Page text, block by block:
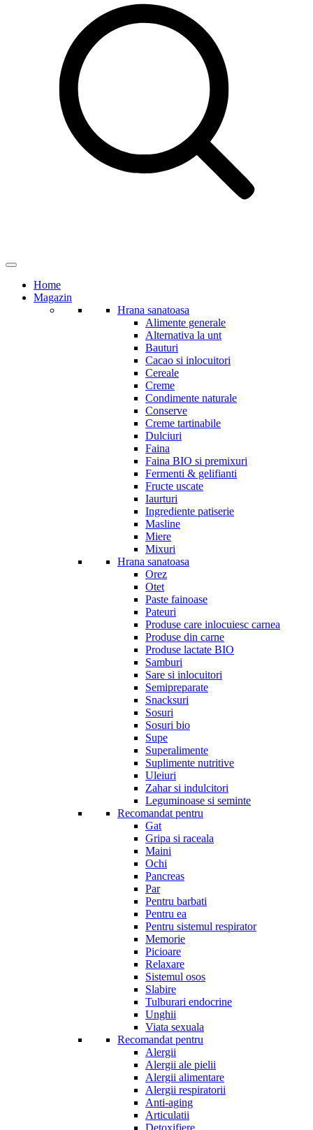
Home
Magazin
Hrana sanatoasa
Alimente generale
Alternativa la unt
Bauturi
Cacao si inlocuitori
Cereale
Creme
Condimente naturale
Conserve
Creme tartinabile
Dulciuri
Faina
Faina BIO si premixuri
Fermenti & gelifianti
Fructe uscate
Iaurturi
Ingrediente patiserie
Masline
Miere
Mixuri
Hrana sanatoasa
Orez
Otet
Paste fainoase
Pateuri
Produse care inlocuiesc carnea
Produse din carne
Produse lactate BIO
Samburi
Sare si inlocuitori
Semipreparate
Snacksuri
Sosuri
Sosuri bio
Supe
Superalimente
Suplimente nutritive
Uleiuri
Zahar si indulcitori
Leguminoase si seminte
Recomandat pentru
Gat
Gripa si raceala
Maini
Ochi
Pancreas
Par
Pentru barbati
Pentru ea
Pentru sistemul respirator
Memorie
Picioare
Relaxare
Sistemul osos
Slabire
Tulburari endocrine
Unghii
Viata sexuala
Recomandat pentru
Alergii
Alergii ale pielii
Alergii alimentare
Alergii respiratorii
Anti-aging
Articulatii
Detoxifiere